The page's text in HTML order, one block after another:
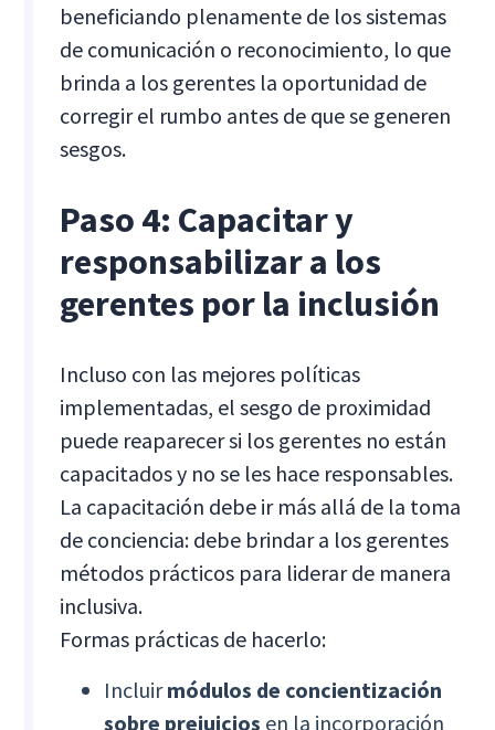
beneficiando plenamente de los sistemas
de comunicación o reconocimiento, lo que
brinda a los gerentes la oportunidad de
corregir el rumbo antes de que se generen
sesgos.
Paso 4: Capacitar y
responsabilizar a los
gerentes por la inclusión
Incluso con las mejores políticas
implementadas, el sesgo de proximidad
puede reaparecer si los gerentes no están
capacitados y no se les hace responsables.
La capacitación debe ir más allá de la toma
de conciencia: debe brindar a los gerentes
métodos prácticos para liderar de manera
inclusiva.
Formas prácticas de hacerlo:
Incluirmódulos de concientización
sobre prejuicios en la incorporación